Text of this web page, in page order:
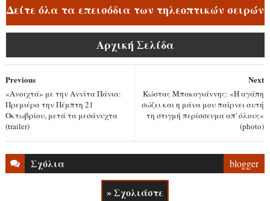
Δείτε όλα τα επεισόδια των τηλεοπτικών σειρών
Αρχική Σελίδα
Next
Κώστας Μπακογιάννης: «Η αγάπη
σώζει και η μάνα μου παίρνει αυτή
τη στιγμή περίσσευμα απ' όλους»
(photo)
Previous
«Ανοιχτά» με την Αννίτα Πάνια:
Πρεμιέρα την Πέμπτη 21
Οκτωβρίου, μετά τα μεσάνυχτα
(trailer)
Σχόλια blogger
» Σχολιάστε